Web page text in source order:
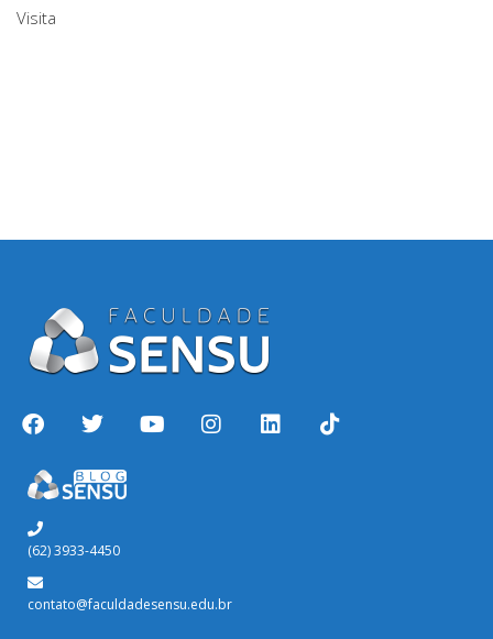
Visita
(62) 3933-4450
contato@faculdadesensu.edu.br